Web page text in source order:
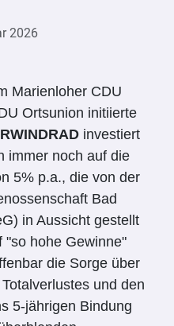
2026
Marienloher CDU
Ortsunion initiierte
investiert
immer noch auf die
5% p.a., die von der
Bad
in Aussicht gestellt
"so hohe Gewinne"
die Sorge über
und den
5-jährigen Bindung